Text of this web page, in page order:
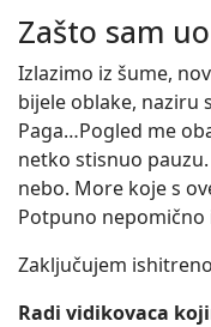
Zašto sam
Izlazimo iz šume,
bijele oblake, naziru
Paga…Pogled me
netko stisnuo
nebo. More koje s
Potpuno nepomično
Zaključujem
Radi vidikovaca